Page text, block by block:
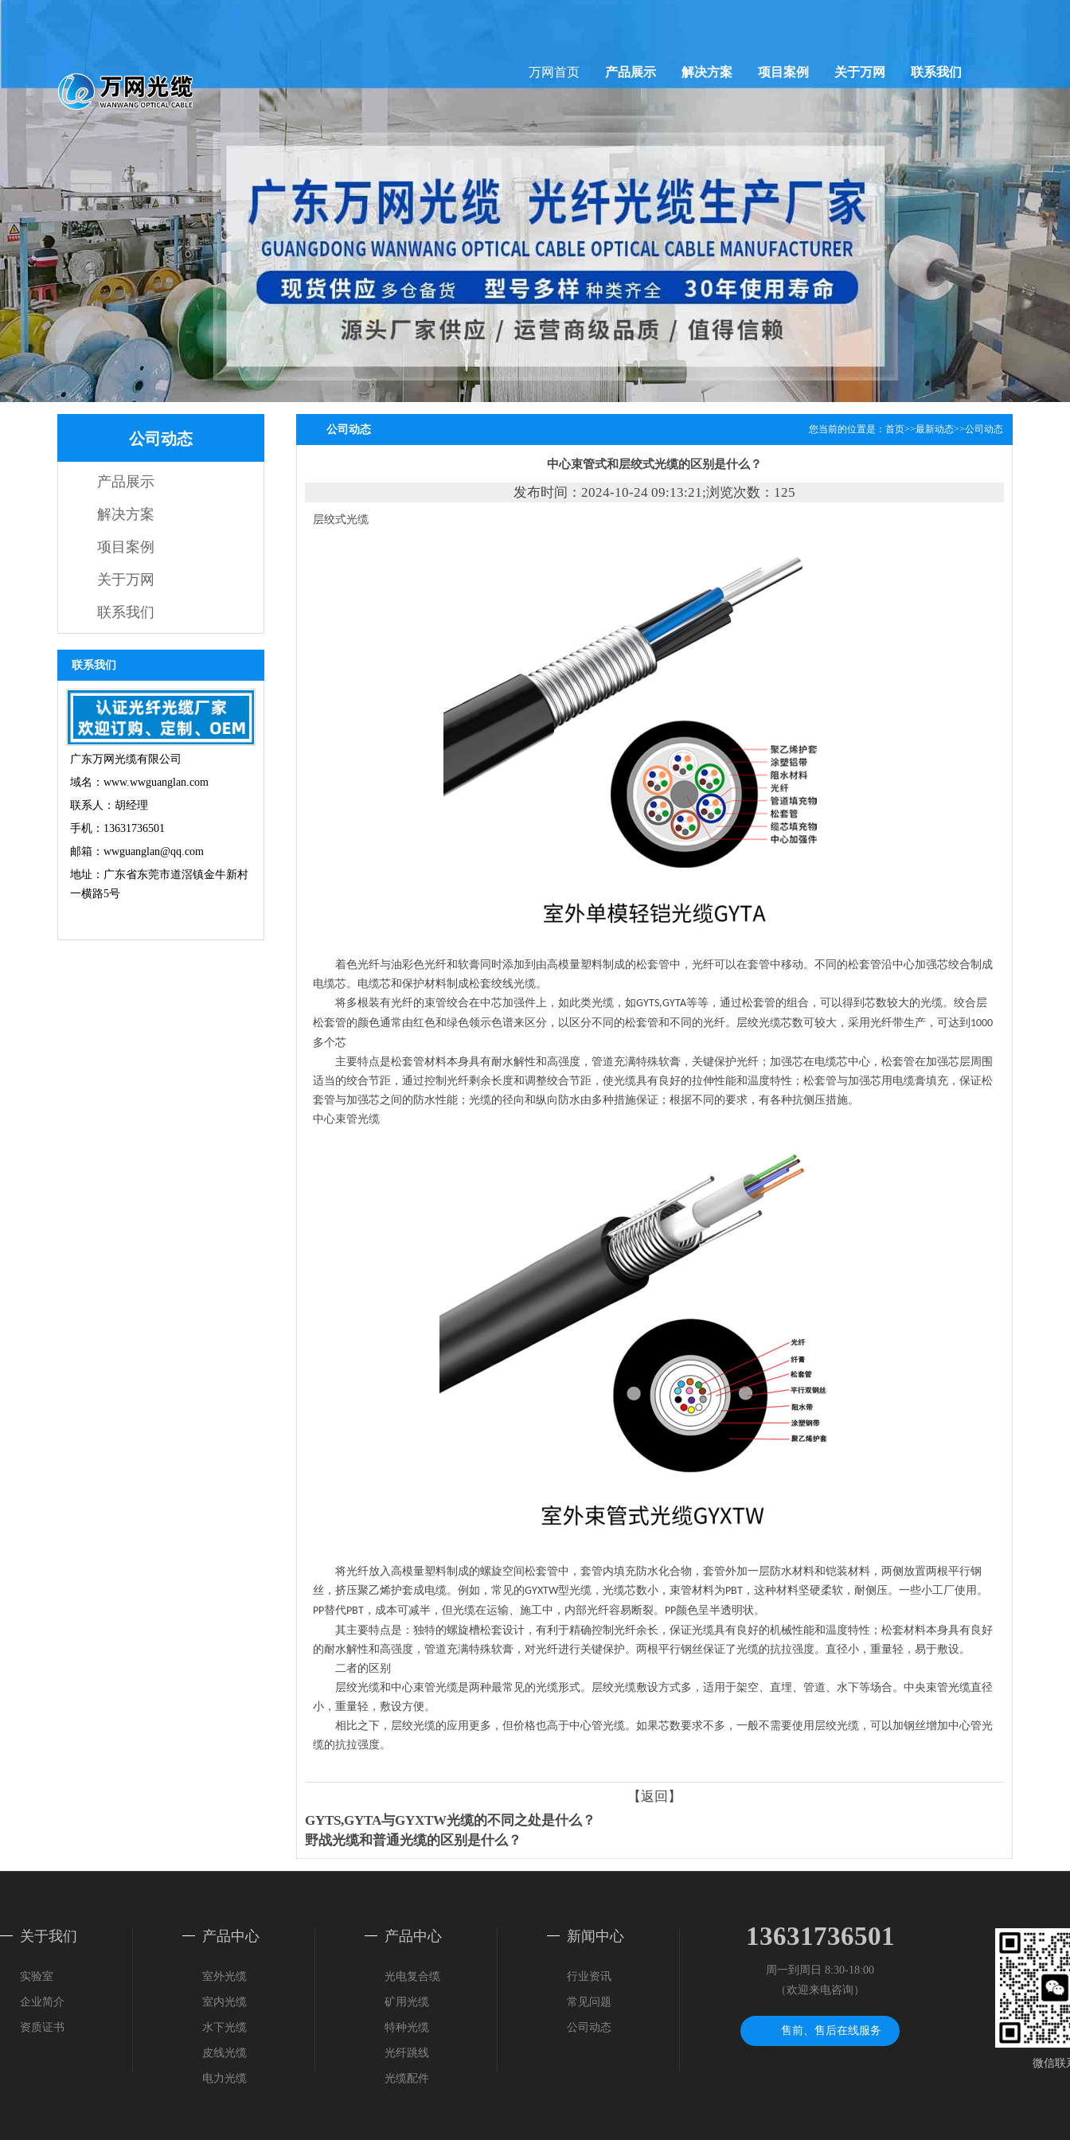
万网首页 产品展示 解决方案 项目案例 关于万网 联系我们
公司动态
产品展示
解决方案
项目案例
关于万网
联系我们
联系我们
广东万网光缆有限公司
域名：www.wwguanglan.com
联系人：胡经理
手机：13631736501
邮箱：wwguanglan@qq.com
地址：广东省东莞市道滘镇金牛新村
一横路5号
公司动态 您当前的位置是： 首页>>最新动态>>公司动态
中心束管式和层绞式光缆的区别是什么？
发布时间：2024-10-24 09:13:21;浏览次数： 125
层绞式光缆
着色光纤与油彩色光纤和软膏同时添加到由高模量塑料制成的松套管中， 光纤可以在套管中移动。不同的松套管沿中心加强芯绞合制成
电缆芯。电缆芯和保护材料制成松套绞线光缆。
将多根装有光纤的束管绞合在中芯加强件上，如此类光缆 ，如GYTS,GYTA等等，通过松套管的组合，可以得到芯数较大的光缆。绞合层
松套管的颜色通常由红色和绿色领示色谱来区分，以区分不同的松套管和不同的光纤。
层绞光缆芯数可较大，采用光纤带生产，可达到 1000
多个芯
主要特点是松套管材料本身具有耐水解性和高强度，管道充满特殊软膏，关键保护光纤；加强芯在电缆芯中心，松套管在加强芯层周围
适当的绞合节距，通过控制光纤剩余长度和调整绞合节距，使光缆具有良好的拉伸性能和温度特性；松套管与加强芯用电缆膏填充，保证松
套管与加强芯之间的防水性能；光缆的径向和纵向防水由多种措施保证；根据不同的要求，有各种抗侧压措施。
中心束管光缆
将光纤放入高模量塑料制成的螺旋空间松套管中，套管内填充防水化合物，套管外加一层防水材料和铠装材料，两侧放置两根平行钢
丝，挤压聚乙烯护套成电缆。例如，常见的GYXTW型光缆 ，光缆芯数小，束管材料为PBT ，这种材料坚硬柔软，耐侧压。一些小工厂使用。
PP替代PBT ，成本可减半，但光缆在运输、施工中，内部光纤容易断裂。 PP颜色呈半透明状。
其主要特点是：独特的螺旋槽松套设计，有利于精确控制光纤余长，保证光缆具有良好的机械性能和温度特性；松套材料本身具有良好
的耐水解性和高强度，管道充满特殊软膏，对光纤进行关键保护。两根平行钢丝保证了光缆的抗拉强度。直径小，重量轻，易于敷设。
二者的区别
层绞光缆和中心束管光缆是两种最常见的光缆形式。层绞光缆敷设方式多，适用于架空、直埋、管道、水下等场合。中央束管光缆直径
小，重量轻，敷设方便。
相比之下，层绞光缆的应用更多，但价格也高于中心管光缆。如果芯数要求不多，一般不需要使用层绞光缆，可以加钢丝增加中心管光
缆的抗拉强度。
【返回】
GYTS,GYTA与GYXTW光缆的不同之处是什么？
野战光缆和普通光缆的区别是什么？
关于我们
实验室
企业简介
资质证书
产品中心
室外光缆
室内光缆
水下光缆
皮线光缆
电力光缆
产品中心
光电复合缆
矿用光缆
特种光缆
光纤跳线
光缆配件
新闻中心
行业资讯
常见问题
公司动态
13631736501
周一到周日 8:30-18:00
（欢迎来电咨询）
售前、售后在线服务
微信联